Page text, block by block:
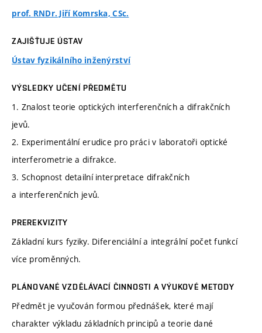
prof. RNDr. Jiří Komrska, CSc.
ZAJIŠŤUJE ÚSTAV
Ústav fyzikálního inženýrství
VÝSLEDKY UČENÍ PŘEDMĚTU
1. Znalost teorie optických interferenčních a difrakčních
jevů.
2. Experimentální erudice pro práci v laboratoři optické
interferometrie a difrakce.
3. Schopnost detailní interpretace difrakčních
a interferenčních jevů.
PREREKVIZITY
Základní kurs fyziky. Diferenciální a integrální počet funkcí
více proměnných.
PLÁNOVANÉ VZDĚLÁVACÍ ČINNOSTI A VÝUKOVÉ METODY
Předmět je vyučován formou přednášek, které mají
charakter výkladu základních principů a teorie dané